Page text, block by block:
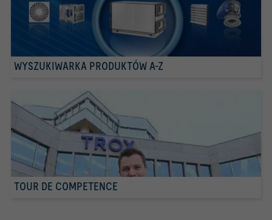
WYSZUKIWARKA PRODUKTÓW A-Z
TOUR DE COMPETENCE